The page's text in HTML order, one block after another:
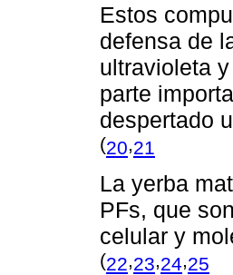
Estos
defensa de
ultravioleta
parte
despertado
(20,21
La yerba
PFs, que
celular y
(22,23,24,25